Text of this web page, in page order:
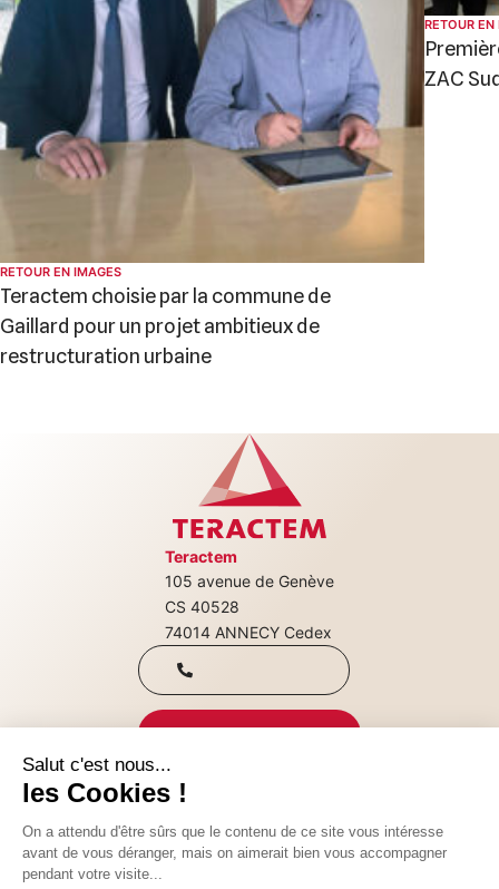
RETOUR EN IMAGES
Teractem choisie par la commune de
Gaillard pour un projet ambitieux de
restructuration urbaine
RETOUR EN
ZAC
Teractem
105 avenue de Genève
CS 40528
74014 ANNECY Cedex
+33(0)4 50 08
CONTACTEZ-NOUS
Nous rejoindre
Nos consultations
SUIVEZ-NOUS SUR :